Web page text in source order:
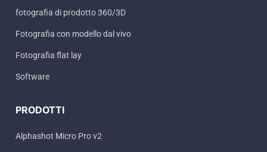
fotografia di prodotto 360/3D
Fotografia con modello dal vivo
Fotografia flat lay
Software
PRODOTTI
Alphashot Micro Pro v2